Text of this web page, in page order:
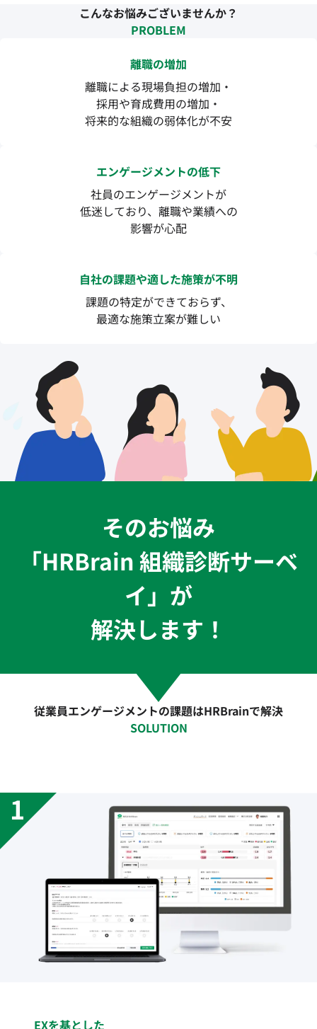
こんなお悩みございませんか？
PROBLEM
離職の増加
離職による現場負担の増加・
採用や育成費用の増加・
将来的な組織の弱体化が不安
エンゲージメントの低下
社員のエンゲージメントが
低迷しており、離職や業績への
影響が心配
自社の課題や適した施策が不明
課題の特定ができておらず、
最適な施策立案が難しい
そのお悩み
「HRBrain 組織診断サーベ
イ」が
解決します！
従業員エンゲージメントの課題はHRBrainで解決
SOLUTION
EXを基とした